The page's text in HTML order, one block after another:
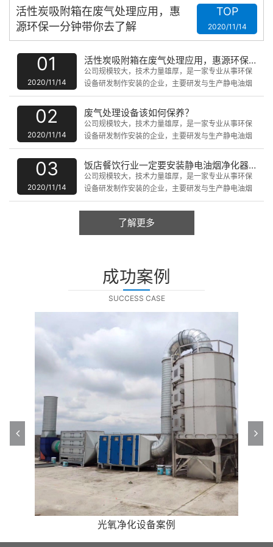
活性炭吸附箱在废气处理应用，惠
源环保一分钟带你去了解
TOP
2020/11/14
01
2020/11/14
活性炭吸附箱在废气处理应用，惠源环保一分钟带你去了解
公司规模较大，技术力量雄厚，是一家专业从事环保
设备研发制作安装的企业，主要研发与生产静电油烟
净化设备、uv光解静化设备、脉冲式除尘器、废气催
化燃烧处理设备、水洗噴淋塔、微波无级催化器、PP
板防腐设备、喷油房、无尘净化设备等产品。
02
2020/11/14
废气处理设备该如何保养？
公司规模较大，技术力量雄厚，是一家专业从事环保
设备研发制作安装的企业，主要研发与生产静电油烟
净化设备、uv光解静化设备、脉冲式除尘器、废气催
化燃烧处理设备、水洗噴淋塔、微波无级催化器、PP
板防腐设备、喷油房、无尘净化设备等产品。
03
2020/11/14
饭店餐饮行业一定要安装静电油烟净化器吗?
公司规模较大，技术力量雄厚，是一家专业从事环保
设备研发制作安装的企业，主要研发与生产静电油烟
净化设备、uv光解静化设备、脉冲式除尘器、废气催
化燃烧处理设备、水洗噴淋塔、微波无级催化器、PP
板防腐设备、喷油房、无尘净化设备等产品。
了解更多
成功案例
SUCCESS CASE
高效油烟净化处理案例
催化燃烧案例
喷淋塔案例
光氧净化设备案例
光氧净化设备案例
除尘设备案例
除尘设备案例
高效油烟净化处理案例
催化燃烧案例